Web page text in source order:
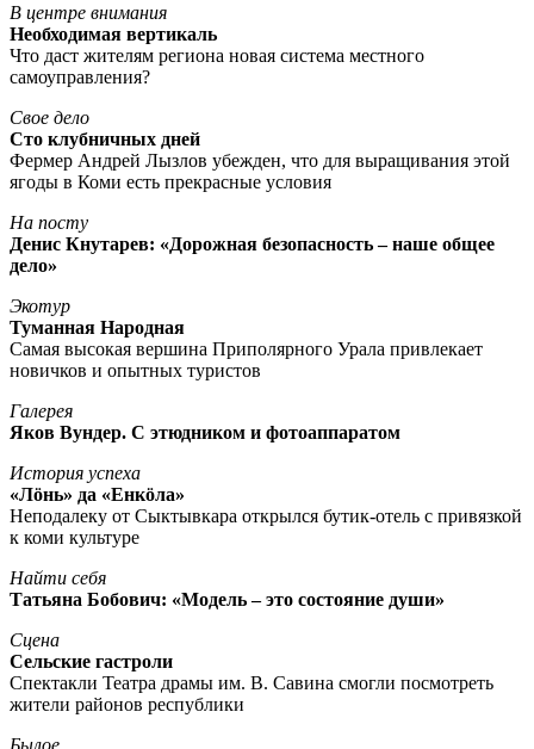
В центре внимания
Необходимая вертикаль
Что даст жителям региона новая система местного
самоуправления?
Свое дело
Сто клубничных дней
Фермер Андрей Лызлов убежден, что для выращивания этой
ягоды в Коми есть прекрасные условия
На посту
Денис Кнутарев: «Дорожная безопасность – наше общее
дело»
Экотур
Туманная Народная
Самая высокая вершина Приполярного Урала привлекает
новичков и опытных туристов
Галерея
Яков Вундер. С этюдником и фотоаппаратом
История успеха
«Лöнь» да «Енкöла»
Неподалеку от Сыктывкара открылся бутик-отель с привязкой
к коми культуре
Найти себя
Татьяна Бобович: «Модель – это состояние души»
Сцена
Сельские гастроли
Спектакли Театра драмы им. В. Савина смогли посмотреть
жители районов республики
Былое